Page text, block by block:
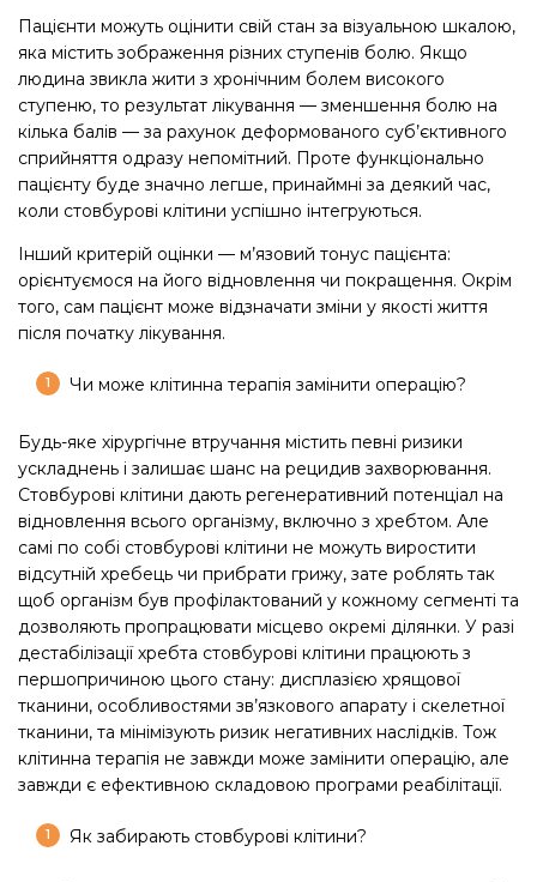
Пацієнти можуть оцінити свій стан за візуальною шкалою,
яка містить зображення різних ступенів болю. Якщо
людина звикла жити з хронічним болем високого
ступеню, то результат лікування — зменшення болю на
кілька балів — за рахунок деформованого суб’єктивного
сприйняття одразу непомітний. Проте функціонально
пацієнту буде значно легше, принаймні за деякий час,
коли стовбурові клітини успішно інтегруються.
Інший критерій оцінки — м’язовий тонус пацієнта:
орієнтуємося на його відновлення чи покращення. Окрім
того, сам пацієнт може відзначати зміни у якості життя
після початку лікування.
Чи може клітинна терапія замінити операцію?
Будь-яке хірургічне втручання містить певні ризики
ускладнень і залишає шанс на рецидив захворювання.
Стовбурові клітини дають регенеративний потенціал на
відновлення всього організму, включно з хребтом. Але
самі по собі стовбурові клітини не можуть виростити
відсутній хребець чи прибрати грижу, зате роблять так
щоб організм був профілактований у кожному сегменті та
дозволяють пропрацювати місцево окремі ділянки. У разі
дестабілізації хребта стовбурові клітини працюють з
першопричиною цього стану: дисплазією хрящової
тканини, особливостями зв’язкового апарату і скелетної
тканини, та мінімізують ризик негативних наслідків. Тож
клітинна терапія не завжди може замінити операцію, але
завжди є ефективною складовою програми реабілітації.
Як забирають стовбурові клітини?